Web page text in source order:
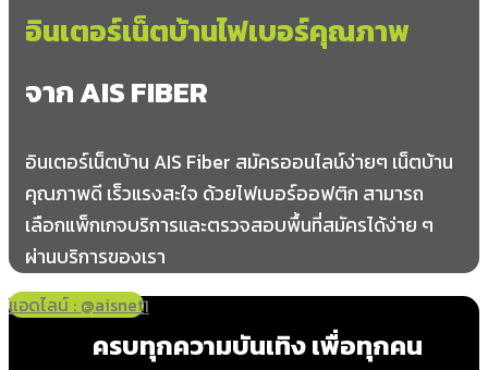
อินเตอร์เน็ตบ้านไฟเบอร์คุณภาพ
จาก AIS FIBER
อินเตอร์เน็ตบ้าน AIS Fiber สมัครออนไลน์ง่ายๆ เน็ตบ้าน
คุณภาพดี เร็วแรงสะใจ ด้วยไฟเบอร์ออฟติก สามารถ
เลือกแพ็กเกจบริการและตรวจสอบพื้นที่สมัครได้ง่าย ๆ
ผ่านบริการของเรา
โทร 065-349-8191
แอดไลน์ : @aisnet
ครบทุกความบันเทิง เพื่อทุกคน